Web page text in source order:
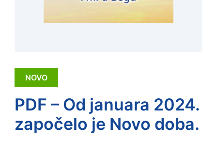
NOVO
PDF – Od januara 2024.
započelo je Novo doba.